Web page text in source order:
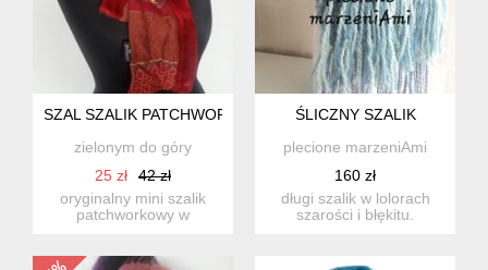
SZAL SZALIK PATCHWORK
zielonym do góry
25 zł
42 zł
oryginalny mini szalik
patchworkowy w
ŚLICZNY SZALIK
plecione marzeniAmi
160 zł
długi szalik w lolorach
szarości i błękitu.